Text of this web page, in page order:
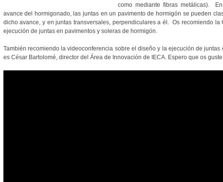
como mediante fibras metálicas).
avance del hormigonado, las juntas en un pavimento de hormigón se pueden
dicho avance, y en juntas transversales, perpendiculares a él. Os recomiendo
ejecución de juntas en pavimentos y soleras de hormigón.
También recomiendo la videoconferencia sobre el diseño y la ejecución de
es César Bartolomé, director del Área de Innovación de IECA. Espero que os